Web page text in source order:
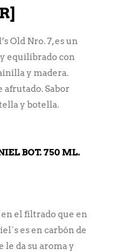
Old Nro. 7, es un
equilibrado con
y madera.
Sabor
y botella.
BOT. 750 ML.
el filtrado que en
es en carbón de
le da su aroma y